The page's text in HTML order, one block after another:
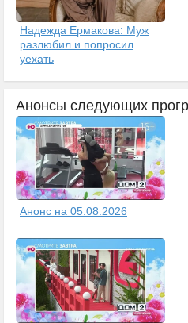
Надежда Ермакова: Муж
разлюбил и попросил
уехать
Анонсы следующих
Анонс на 05.08.2026